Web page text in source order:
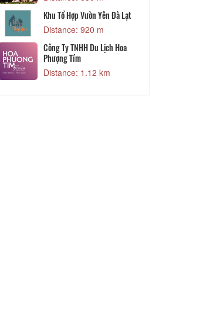
Khu Tổ Hợp Vườn Yên Đà Lạt
Distance: 920 m
Công Ty TNHH Du Lịch Hoa
Phượng Tím
Distance: 1.12 km